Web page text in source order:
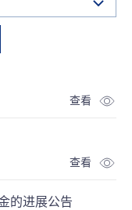
查看
查看
的进展公告